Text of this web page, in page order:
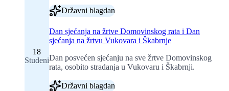
Državni blagdan
18
Studeni
Dan sjećanja na žrtve Domovinskog rata i Dan
sjećanja na žrtvu Vukovara i Škabrnje
Dan posvećen sjećanju na sve žrtve Domovinskog
rata, osobito stradanja u Vukovaru i Škabrnji.
Državni blagdan